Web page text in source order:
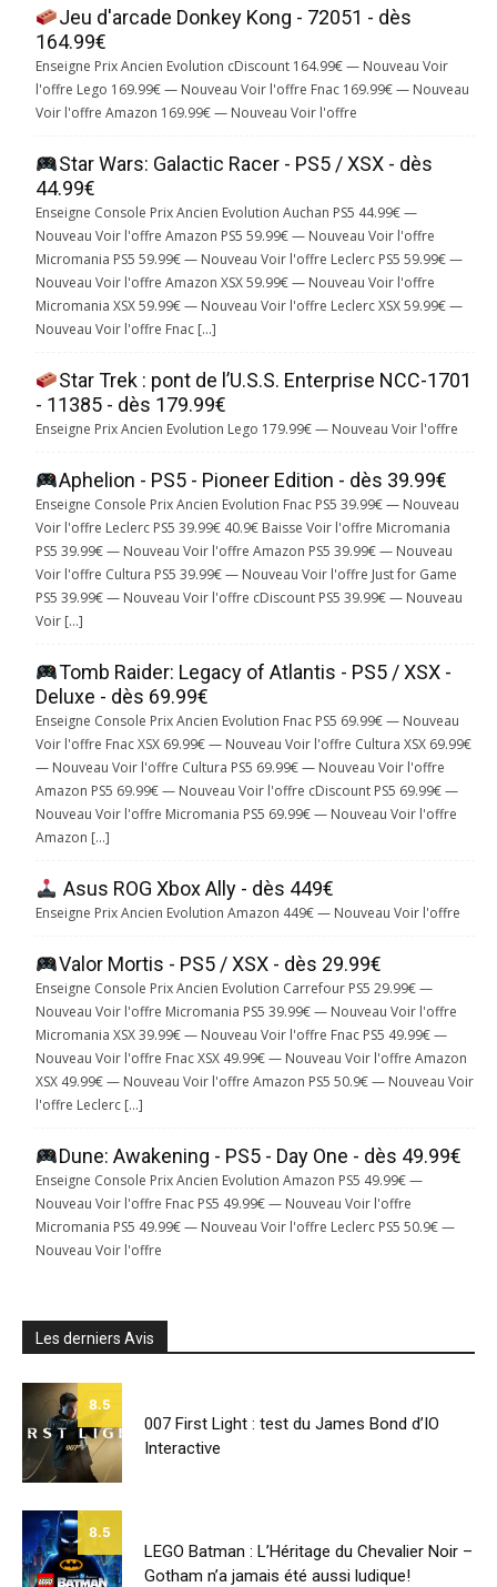
Jeu d'arcade Donkey Kong - 72051 - dès
164.99€
Enseigne Prix Ancien Evolution cDiscount 164.99€ — Nouveau Voir
l'offre Lego 169.99€ — Nouveau Voir l'offre Fnac 169.99€ — Nouveau
Voir l'offre Amazon 169.99€ — Nouveau Voir l'offre
Star Wars: Galactic Racer - PS5 / XSX - dès
44.99€
Enseigne Console Prix Ancien Evolution Auchan PS5 44.99€ —
Nouveau Voir l'offre Amazon PS5 59.99€ — Nouveau Voir l'offre
Micromania PS5 59.99€ — Nouveau Voir l'offre Leclerc PS5 59.99€ —
Nouveau Voir l'offre Amazon XSX 59.99€ — Nouveau Voir l'offre
Micromania XSX 59.99€ — Nouveau Voir l'offre Leclerc XSX 59.99€ —
Nouveau Voir l'offre Fnac […]
Star Trek : pont de l’U.S.S. Enterprise NCC-1701
- 11385 - dès 179.99€
Enseigne Prix Ancien Evolution Lego 179.99€ — Nouveau Voir l'offre
Aphelion - PS5 - Pioneer Edition - dès 39.99€
Enseigne Console Prix Ancien Evolution Fnac PS5 39.99€ — Nouveau
Voir l'offre Leclerc PS5 39.99€ 40.9€ Baisse Voir l'offre Micromania
PS5 39.99€ — Nouveau Voir l'offre Amazon PS5 39.99€ — Nouveau
Voir l'offre Cultura PS5 39.99€ — Nouveau Voir l'offre Just for Game
PS5 39.99€ — Nouveau Voir l'offre cDiscount PS5 39.99€ — Nouveau
Voir […]
Tomb Raider: Legacy of Atlantis - PS5 / XSX -
Deluxe - dès 69.99€
Enseigne Console Prix Ancien Evolution Fnac PS5 69.99€ — Nouveau
Voir l'offre Fnac XSX 69.99€ — Nouveau Voir l'offre Cultura XSX 69.99€
— Nouveau Voir l'offre Cultura PS5 69.99€ — Nouveau Voir l'offre
Amazon PS5 69.99€ — Nouveau Voir l'offre cDiscount PS5 69.99€ —
Nouveau Voir l'offre Micromania PS5 69.99€ — Nouveau Voir l'offre
Amazon […]
Asus ROG Xbox Ally - dès 449€
Enseigne Prix Ancien Evolution Amazon 449€ — Nouveau Voir l'offre
Valor Mortis - PS5 / XSX - dès 29.99€
Enseigne Console Prix Ancien Evolution Carrefour PS5 29.99€ —
Nouveau Voir l'offre Micromania PS5 39.99€ — Nouveau Voir l'offre
Micromania XSX 39.99€ — Nouveau Voir l'offre Fnac PS5 49.99€ —
Nouveau Voir l'offre Fnac XSX 49.99€ — Nouveau Voir l'offre Amazon
XSX 49.99€ — Nouveau Voir l'offre Amazon PS5 50.9€ — Nouveau Voir
l'offre Leclerc […]
Dune: Awakening - PS5 - Day One - dès 49.99€
Enseigne Console Prix Ancien Evolution Amazon PS5 49.99€ —
Nouveau Voir l'offre Fnac PS5 49.99€ — Nouveau Voir l'offre
Micromania PS5 49.99€ — Nouveau Voir l'offre Leclerc PS5 50.9€ —
Nouveau Voir l'offre
Les derniers Avis
8.5
007 First Light : test du James Bond d’IO
Interactive
8.5
LEGO Batman : L’Héritage du Chevalier Noir –
Gotham n’a jamais été aussi ludique!